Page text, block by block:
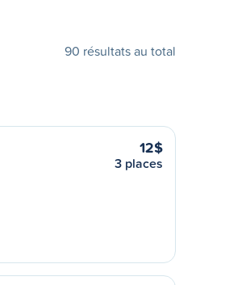
90 résultats au total
12$
3 places